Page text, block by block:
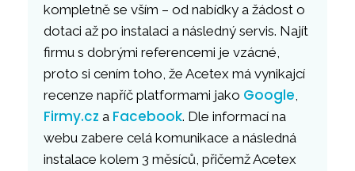
kompletně se vším – od nabídky a žádost o
dotaci až po instalaci a následný servis. Najít
firmu s dobrými referencemi je vzácné,
proto si cením toho, že Acetex má vynikajcí
recenze napříč platformami jako Google
Firmy.cz a Facebook. Dle informací na
webu zabere celá komunikace a následná
instalace kolem 3 měsíců, přičemž Acetex